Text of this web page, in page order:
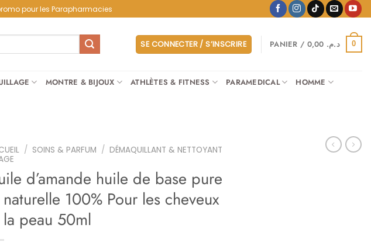
pour les Parapharmacies
SE CONNECTER / S’INSCRIRE PANIER / د.م. 0
MONTRE & BIJOUX ATHLÈTES & FITNESS PARAMEDICAL HOMME
/ SOINS & PARFUM / DÉMAQUILLANT & NETTOYANT
d’amande huile de base pure
100% Pour les cheveux
peau 50ml